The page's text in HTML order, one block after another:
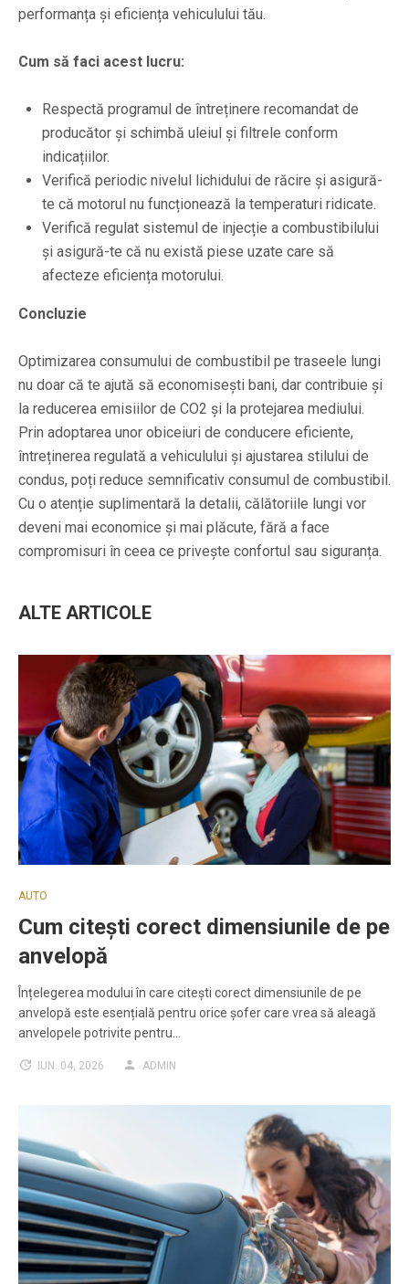
performanța și eficiența vehiculului tău.
Cum să faci acest lucru:
Respectă programul de întreținere recomandat de
producător și schimbă uleiul și filtrele conform
indicațiilor.
Verifică periodic nivelul lichidului de răcire și asigură-
te că motorul nu funcționează la temperaturi ridicate.
Verifică regulat sistemul de injecție a combustibilului
și asigură-te că nu există piese uzate care să
afecteze eficiența motorului.
Concluzie
Optimizarea consumului de combustibil pe traseele lungi
nu doar că te ajută să economisești bani, dar contribuie și
la reducerea emisiilor de CO2 și la protejarea mediului.
Prin adoptarea unor obiceiuri de conducere eficiente,
întreținerea regulată a vehiculului și ajustarea stilului de
condus, poți reduce semnificativ consumul de combustibil.
Cu o atenție suplimentară la detalii, călătoriile lungi vor
deveni mai economice și mai plăcute, fără a face
compromisuri în ceea ce privește confortul sau siguranța.
ALTE ARTICOLE
AUTO
Cum citești corect dimensiunile de pe
anvelopă
Înțelegerea modului în care citești corect dimensiunile de pe
anvelopă este esențială pentru orice șofer care vrea să aleagă
anvelopele potrivite pentru…
IUN. 04, 2026 ADMIN